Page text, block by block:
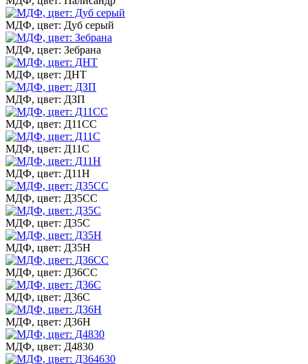
МДФ, цвет: Дуб серый
МДФ, цвет: Зебрана
МДФ, цвет: ДНТ
МДФ, цвет: ДЗП
МДФ, цвет: Д11СС
МДФ, цвет: Д11С
МДФ, цвет: Д11Н
МДФ, цвет: Д35СС
МДФ, цвет: Д35С
МДФ, цвет: Д35Н
МДФ, цвет: Д36СС
МДФ, цвет: Д36С
МДФ, цвет: Д36Н
МДФ, цвет: Д4830